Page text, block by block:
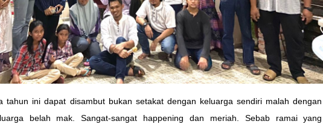
tahun ini dapat disambut bukan setakat dengan keluarga sendiri malah dengan
belah mak. Sangat-sangat happening dan meriah. Sebab ramai yang